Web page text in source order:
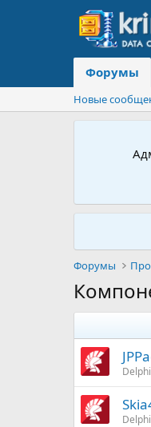
Форумы
Новые
Форумы